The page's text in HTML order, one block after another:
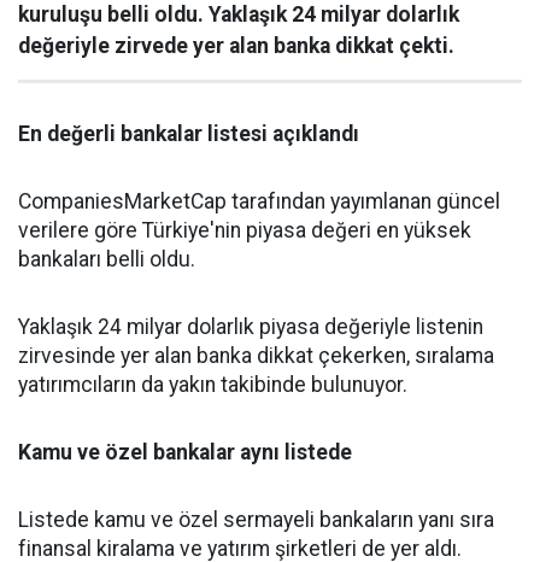
kuruluşu belli oldu. Yaklaşık 24 milyar dolarlık
değeriyle zirvede yer alan banka dikkat çekti.
En değerli bankalar listesi açıklandı
CompaniesMarketCap tarafından yayımlanan güncel
verilere göre Türkiye'nin piyasa değeri en yüksek
bankaları belli oldu.
Yaklaşık 24 milyar dolarlık piyasa değeriyle listenin
zirvesinde yer alan banka dikkat çekerken, sıralama
yatırımcıların da yakın takibinde bulunuyor.
Kamu ve özel bankalar aynı listede
Listede kamu ve özel sermayeli bankaların yanı sıra
finansal kiralama ve yatırım şirketleri de yer aldı.